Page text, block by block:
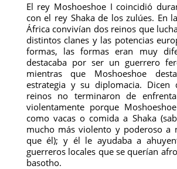
El rey Moshoeshoe I coincidió
con el rey Shaka de los zulúes. En
África convivían dos reinos que
distintos clanes y las potencias
formas, las formas eran muy
destacaba por ser un guerrero
mientras que Moshoeshoe
estrategia y su diplomacia. Dicen
reinos no terminaron de
violentamente porque
como vacas o comida a Shaka
mucho más violento y poderoso a
que él); y él le ayudaba a
guerreros locales que se querían
basotho.